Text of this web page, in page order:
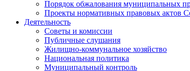
Порядок обжалования муниципальных
Проекты нормативных правовых актов
Деятельность
Советы и комиссии
Публичные слушания
Жилищно-коммунальное хозяйство
Национальная политика
Муниципальный контроль